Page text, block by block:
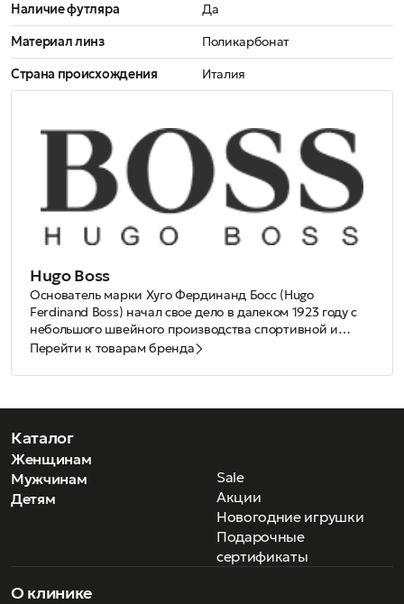
Наличие футляра
Да
Материал линз
Поликарбонат
Страна происхождения
Италия
Hugo Boss
Основатель марки Хуго Фердинанд Босс (Hugo
Ferdinand Boss) начал свое дело в далеком 1923 году с
небольшого швейного производства спортивной и
рабочей одежды. С тех далеких времен и по
качестве своей продукции, которое привыкли получать
Оправы и солнцезащитные очки коллекции Boss
сочетаются с линиями классической одежды для
моделей, прекрасно дополнят образ делового мужчины.
Женские модели коллекции Boss Eyewear отличаются
элегантным дизайном в стиле минимализма.
Перейти к товарам бренда
Каталог
Женщинам
Мужчинам
Детям
Sale
Акции
Новогодние игрушки
Подарочные
сертификаты
О клинике